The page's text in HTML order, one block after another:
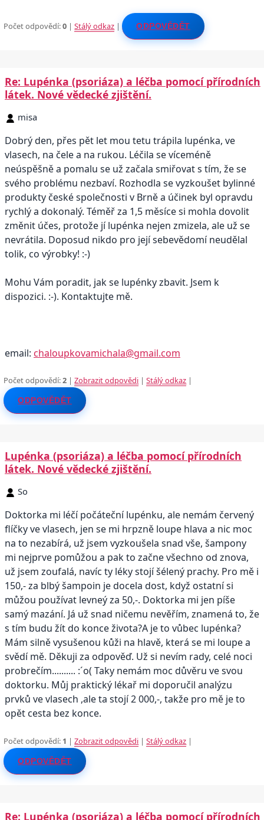
Počet odpovědí:0 |Stálý odkaz | ODPOVĚDĚT
Re: Lupénka (psoriáza) a léčba pomocí přírodních
látek. Nové vědecké zjištění.
misa
Dobrý den, přes pět let mou tetu trápila lupénka, ve
vlasech, na čele a na rukou. Léčila se víceméně
neúspěšně a pomalu se už začala smiřovat s tím, že se
svého problému nezbaví. Rozhodla se vyzkoušet bylinné
produkty české společnosti v Brně a účinek byl opravdu
rychlý a dokonalý. Téměř za 1,5 měsíce si mohla dovolit
změnit účes, protože jí lupénka nejen zmizela, ale už se
nevrátila. Doposud nikdo pro její sebevědomí neudělal
tolik, co výrobky! :-)
Mohu Vám poradit, jak se lupénky zbavit. Jsem k
dispozici. :-). Kontaktujte mě.
email: chaloupkovamichala@gmail.com
Počet odpovědí:2 |Zobrazit odpovědi |Stálý odkaz |
ODPOVĚDĚT
Lupénka (psoriáza) a léčba pomocí přírodních
látek. Nové vědecké zjištění.
So
Doktorka mi léčí počáteční lupénku, ale nemám červený
flíčky ve vlasech, jen se mi hrpzně loupe hlava a nic moc
na to nezabírá, už jsem vyzkoušela snad vše, šampony
mi nejprve pomůžou a pak to začne všechno od znova,
už jsem zoufalá, navíc ty léky stojí šélený prachy. Pro mě i
150,- za blbý šampoin je docela dost, když ostatní si
můžou používat levneý za 50,-. Doktorka mi jen píše
samý mazání. Já už snad ničemu nevěřím, znamená to, že
s tím budu žít do konce života?A je to vůbec lupénka?
Mám silně vysušenou kůži na hlavě, která se mi loupe a
svědí mě. Děkuji za odpověď. Už si nevím rady, celé noci
probrečím.......... :´o( Taky nemám moc důvěru ve svou
doktorku. Můj praktický lékař mi doporučil analýzu
prvků ve vlasech ,ale ta stojí 2 000,-, takže pro mě je to
opět cesta bez konce.
Počet odpovědí: 1 |Zobrazit odpovědi |Stálý odkaz |
ODPOVĚDĚT
Re: Lupénka (psoriáza) a léčba pomocí přírodních